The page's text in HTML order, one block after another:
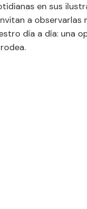
en sus
a observarlas
día a día: una